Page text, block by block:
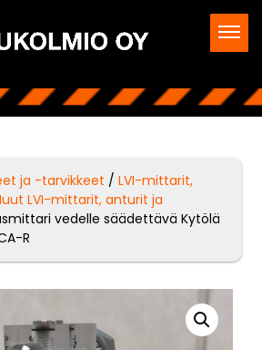
ja -tarvikkeet /LVI-mittarit,
LVI-mittarit, anturit ja
vedelle säädettävä Kytölä
R